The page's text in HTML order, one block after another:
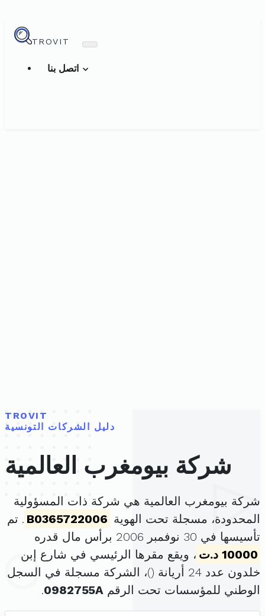
TROVIT
TROVIT
دليل الشركات التونسية
شركة بيومغرب العالمية
شركة بيومغرب العالمية هي شركة ذات المسؤولية
المحدودة، مسجلة تحت الهوية B0365722006 . تم
تأسيسها في 30 نوفمبر 2006 برأس مال قدره
10000 د.ت
، ويقع مقرها الرئيسي في شارع إبن
خلدون عدد 24 أريانة (
)، الشركة مسجلة في السجل
الوطني للمؤسسات تحت الرقم 0982755A
.